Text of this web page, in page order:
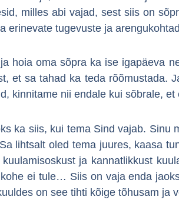
milles abi vajad, sest siis on
erinevate tugevuste ja
hoia oma sõpra ka ise igapäeva
et sa tahad ka teda rõõmustada.
kinnitame nii endale kui sõbrale,
ka siis, kui tema Sind vajab.
lihtsalt oled tema juures, kaasa
ja kannatlikkust
ei tule… Siis on vaja enda
on see tihti kõige tõhusam ja